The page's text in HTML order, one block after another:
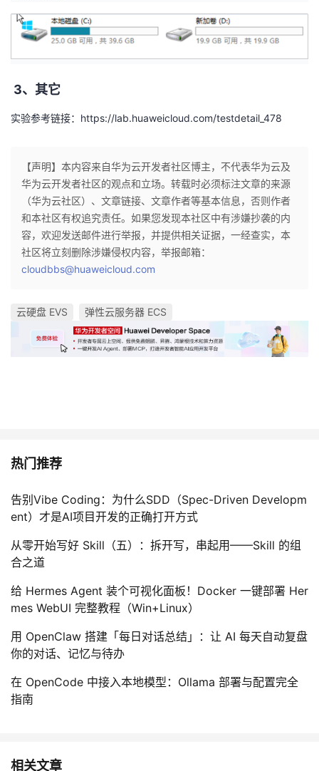
3、其它
实验参考链接：https://lab.huaweicloud.com/testdetail_478
【声明】本内容来自华为云开发者社区博主，不代表华为云及
华为云开发者社区的观点和立场。转载时必须标注文章的来源
（华为云社区）、文章链接、文章作者等基本信息，否则作者
和本社区有权追究责任。如果您发现本社区中有涉嫌抄袭的内
容，欢迎发送邮件进行举报，并提供相关证据，一经查实，本
社区将立刻删除涉嫌侵权内容，举报邮箱：
cloudbbs@huaweicloud.com
云硬盘 EVS 弹性云服务器 ECS
热门推荐
告别Vibe Coding：为什么SDD（Spec-Driven Developm
ent）才是AI项目开发的正确打开方式
从零开始写好 Skill（五）：拆开写，串起用——Skill 的组
合之道
给 Hermes Agent 装个可视化面板！Docker 一键部署 Her
mes WebUI 完整教程（Win+Linux）
用 OpenClaw 搭建「每日对话总结」：让 AI 每天自动复盘
你的对话、记忆与待办
在 OpenCode 中接入本地模型：Ollama 部署与配置完全
指南
相关文章